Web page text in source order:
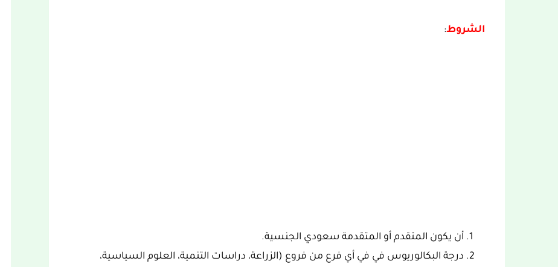
الشروط:
أن يكون المتقدم أو المتقدمة سعودي الجنسية.
درجة البكالوريوس في في أي فرع من فروع (الزراعة، دراسات التنمية، العلوم السياسية،